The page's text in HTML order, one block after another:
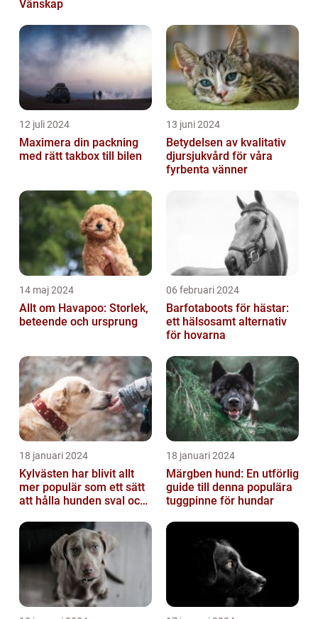
Vänskap
12 juli 2024
Maximera din packning
med rätt takbox till bilen
13 juni 2024
Betydelsen av kvalitativ
djursjukvård för våra
fyrbenta vänner
14 maj 2024
Allt om Havapoo: Storlek,
beteende och ursprung
06 februari 2024
Barfotaboots för hästar:
ett hälsosamt alternativ
för hovarna
18 januari 2024
Kylvästen har blivit allt
mer populär som ett sätt
att hålla hunden sval och
väde...
18 januari 2024
Märgben hund: En utförlig
guide till denna populära
tuggpinne för hundar